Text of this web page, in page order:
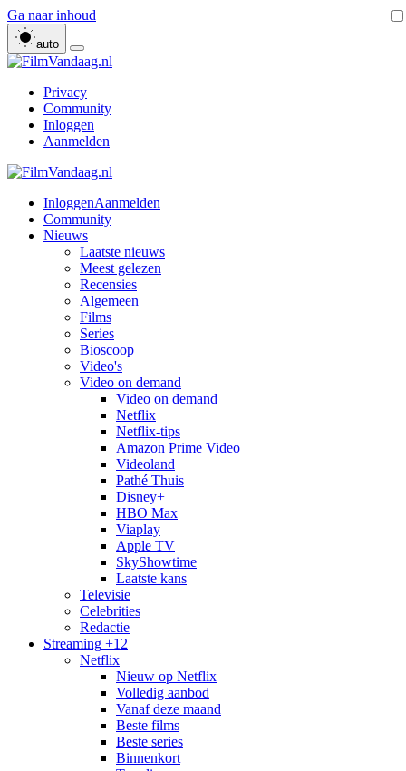
Ga naar inhoud
auto
Privacy
Community
Inloggen
Aanmelden
InloggenAanmelden
Community
Nieuws
Laatste nieuws
Meest gelezen
Recensies
Algemeen
Films
Series
Bioscoop
Video's
Video on demand
Video on demand
Netflix
Netflix-tips
Amazon Prime Video
Videoland
Pathé Thuis
Disney+
HBO Max
Viaplay
Apple TV
SkyShowtime
Laatste kans
Televisie
Celebrities
Redactie
Streaming +12
Netflix
Nieuw op Netflix
Volledig aanbod
Vanaf deze maand
Beste films
Beste series
Binnenkort